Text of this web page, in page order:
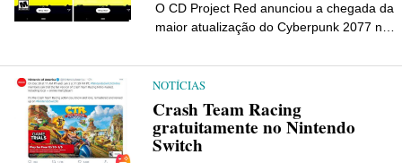
O CD Project Red anunciou a chegada da
maior atualização do Cyberpunk 2077 nos
2077 recebeu muitas atualizações que
tornaram possível melhorar seu
desempenho e jogabilidade, embora
NOTÍCIAS
Crash Team Racing
gratuitamente no Nintendo
Switch